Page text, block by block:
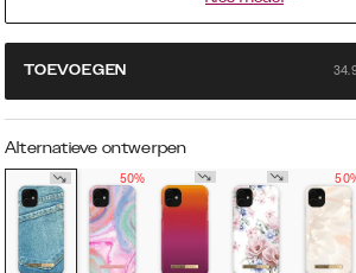
TOEVOEGEN
Alternatieve ontwerpen
50%